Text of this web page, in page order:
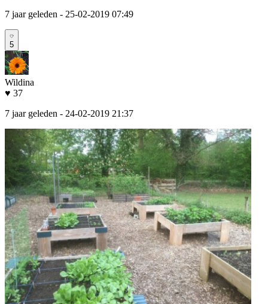
7 jaar geleden - 25-02-2019 07:49
5
Wildina
♥ 37
7 jaar geleden - 24-02-2019 21:37